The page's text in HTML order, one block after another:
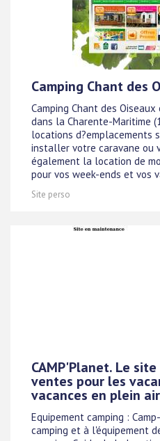
Camping Chant des
Camping Chant des
dans la Charente-Maritime
locations d?emplacements
installer votre caravane ou
également la location de
pour vos week-ends et vos
Site perso
CAMP'Planet. Le
ventes pour les
vacances en plein air
Equipement camping :
camping et à l'équipement